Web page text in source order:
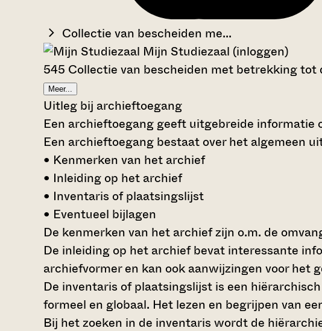
Collectie van bescheiden me...
Mijn Studiezaal (inloggen)
545 Collectie van bescheiden met betrekking tot
Meer...
Uitleg bij archieftoegang
Een archieftoegang geeft uitgebreide informatie
Een archieftoegang bestaat over het algemeen
• Kenmerken van het archief
• Inleiding op het archief
• Inventaris of plaatsingslijst
• Eventueel bijlagen
De kenmerken van het archief zijn o.m. de
De inleiding op het archief bevat interessante
archiefvormer en kan ook aanwijzingen voor het
De inventaris of plaatsingslijst is een
formeel en globaal. Het lezen en begrijpen van
Bij het zoeken in de inventaris wordt de